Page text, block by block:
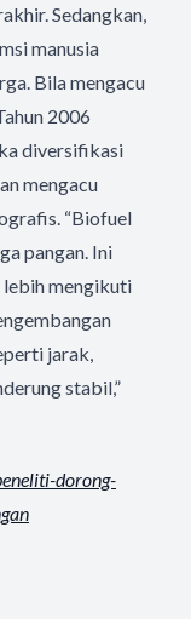
Sedangkan,
manusia
Bila mengacu
2006
diversifikasi
mengacu
“Biofuel
pangan. Ini
mengikuti
jarak,
stabil,”
dorong-